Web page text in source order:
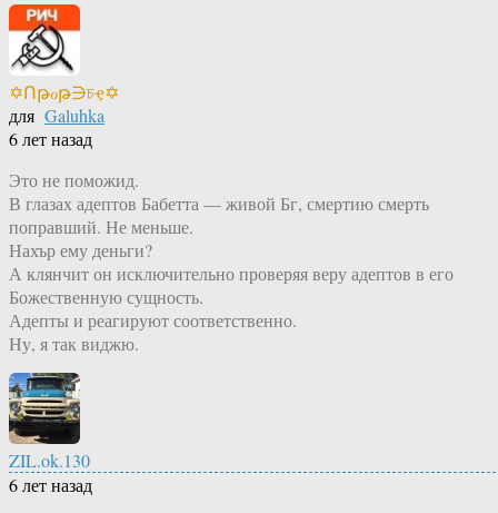
✡Ոթℴթ∋চҿ✡
для Galuhka
6 лет назад
Это не поможид.
В глазах адептов Бабетта — живой Бг, смертию смерть
поправший. Не меньше.
Нахър ему деньги?
А клянчит он исключительно проверяя веру адептов в его
Божественную сущность.
Адепты и реагируют соответственно.
Ну, я так виджю.
ZIL.ok.130
6 лет назад